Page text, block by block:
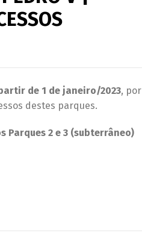
de 1 de janeiro/2023, por
destes parques.
Parques 2 e 3 (subterrâneo)